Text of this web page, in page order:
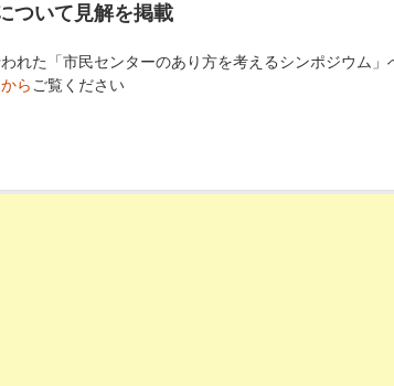
ついて見解を掲載
れた「市民センターのあり方を考えるシンポジウム」
ら ご覧ください